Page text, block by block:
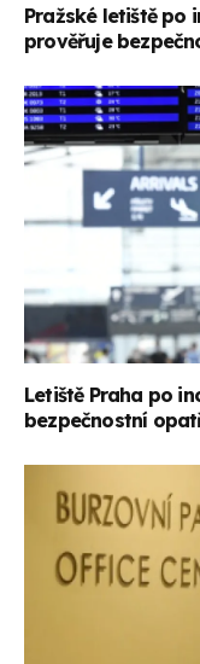
Pražské letiště po
prověřuje
Letiště Praha po
bezpečnostní